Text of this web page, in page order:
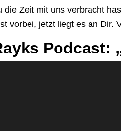
die Zeit mit uns verbracht
vorbei, jetzt liegt es an Dir.
Podcast: